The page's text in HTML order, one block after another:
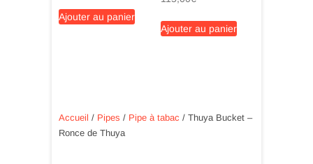
Ajouter au panier
Ajouter au panier
Accueil / Pipes / Pipe à tabac / Thuya Bucket –
Ronce de Thuya